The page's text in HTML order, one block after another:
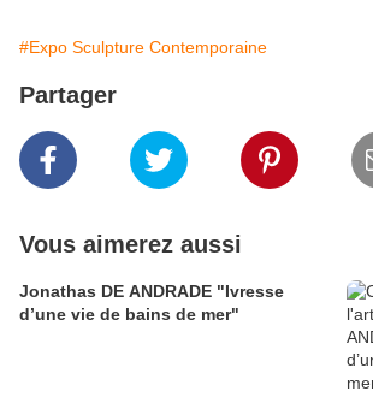
#Expo Sculpture Contemporaine
Partager
Vous aimerez aussi
Jonathas DE ANDRADE "Ivresse
d’une vie de bains de mer"